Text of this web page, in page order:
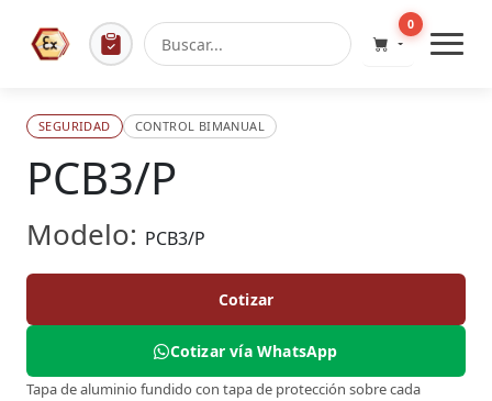
0
SEGURIDAD CONTROL BIMANUAL
PCB3/P
Modelo: PCB3/P
Cotizar
Cotizar vía WhatsApp
Tapa de aluminio fundido con tapa de protección sobre cada